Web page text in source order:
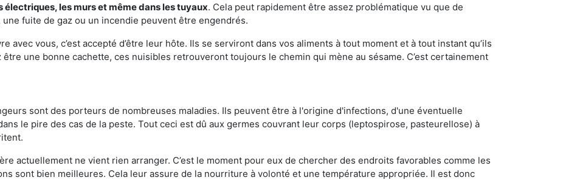
électriques, les murs et même dans les tuyaux. Cela peut rapidement être assez problématique vu que de
fuite de gaz ou un incendie peuvent être engendrés.
avec vous, c’est accepté d’être leur hôte. Ils se serviront dans vos aliments à tout moment et à tout instant qu’ils
une bonne cachette, ces nuisibles retrouveront toujours le chemin qui mène au sésame. C’est certainement
sont des porteurs de nombreuses maladies. Ils peuvent être à l'origine d'infections, d'une éventuelle
le pire des cas de la peste. Tout ceci est dû aux germes couvrant leur corps (leptospirose, pasteurellose) à
actuellement ne vient rien arranger. C’est le moment pour eux de chercher des endroits favorables comme les
sont bien meilleures. Cela leur assure de la nourriture à volonté et une température appropriée. Il est donc